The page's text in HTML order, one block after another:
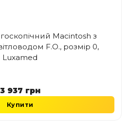
Macintosh з
F.O., розмір 0,
Luxamed
3 937 грн
Купити